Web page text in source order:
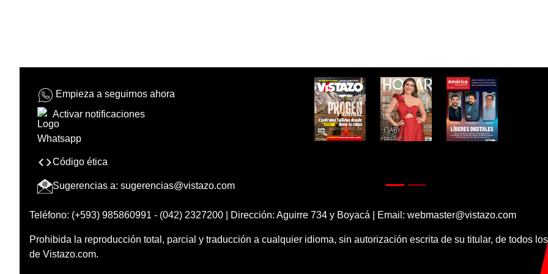
Empieza a seguirnos ahora
Activar notificaciones
Código ética
Sugerencias a: sugerencias@vistazo.com
Teléfono: (+593) 985860991 - (042) 2327200 | Dirección: Aguirre 734 y Boyacá | Email: webmaster@vistazo.com
Prohibida la reproducción total, parcial y traducción a cualquier idioma, sin autorización escrita de su titular, de todos
de Vistazo.com.